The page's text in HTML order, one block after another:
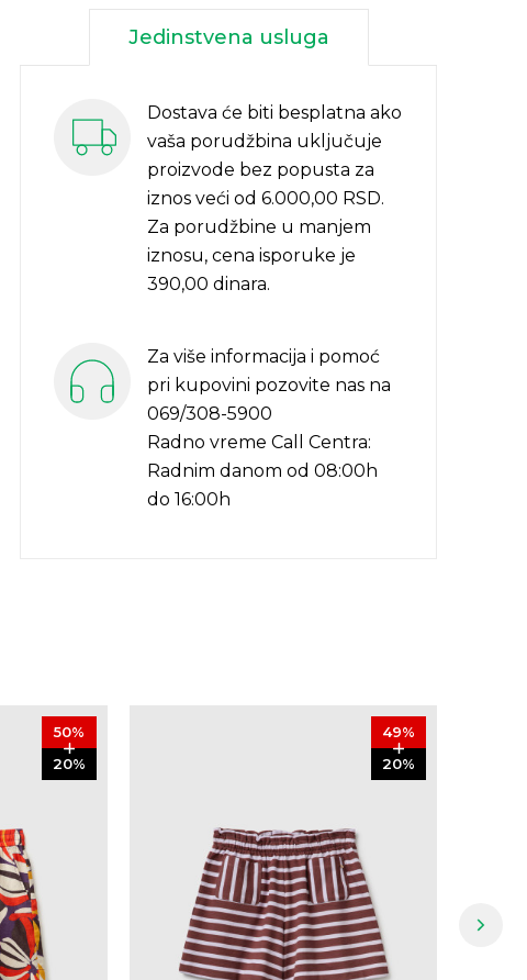
Jedinstvena usluga
Dostava će biti besplatna ako
vaša porudžbina uključuje
proizvode bez popusta za
iznos veći od 6.000,00 RSD.
Za porudžbine u manjem
iznosu, cena isporuke je
390,00 dinara.
Za više informacija i pomoć
pri kupovini pozovite nas na
069/308-5900
Radno vreme Call Centra:
Radnim danom od 08:00h
do 16:00h
50%
20%
49%
20%